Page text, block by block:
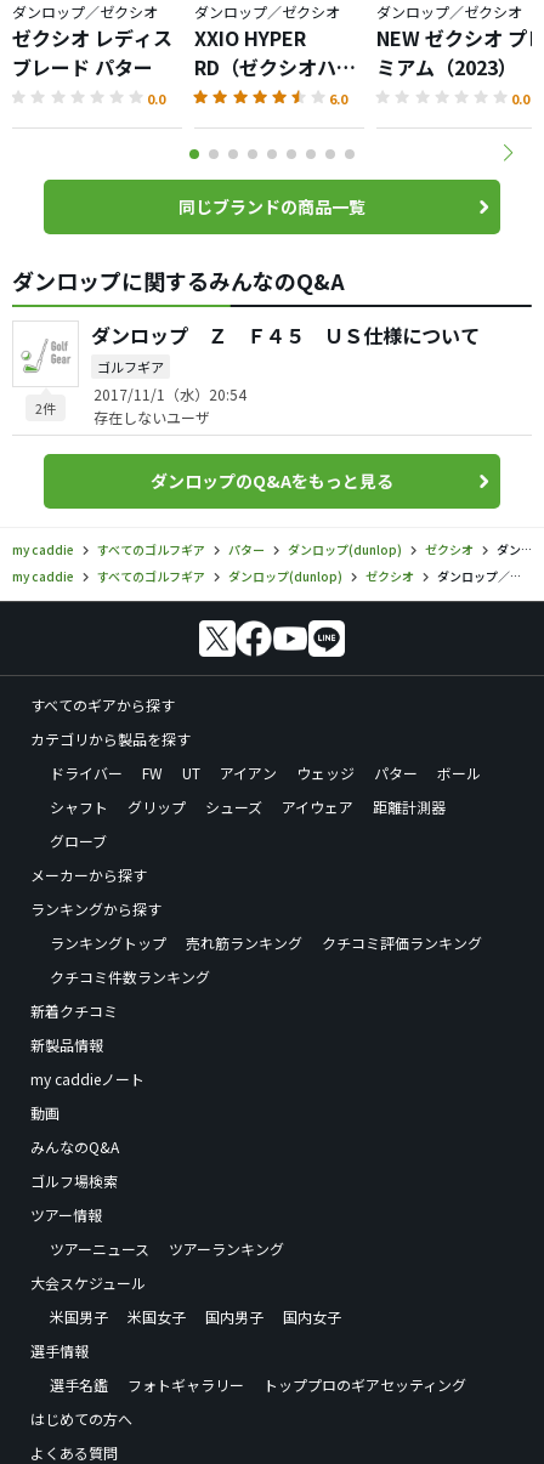
ダンロップ／ゼクシオ
ゼクシオ レディス
ブレード パター
0.0
ダンロップ／ゼクシオ
XXIO HYPER
RD（ゼクシオハイ
パー）ボール
6.0
ダンロップ／ゼクシオ
NEW ゼクシオ プ
ミアム（2023）
0.0
同じブランドの商品一覧
ダンロップに関するみんなのQ&A
2件
ダンロップ Ｚ Ｆ４５ ＵＳ仕様について
ゴルフギア
2017/11/1（水）20:54
存在しないユーザ
ダンロップのQ&Aをもっと見る
my caddie すべてのゴルフギア パター ダンロップ(dunlop) ゼクシオ
ダンロップ／ゼクシオ／ゼクシオ ブレード パターの口コミ評価
my caddie
すべてのゴルフギア ダンロップ(dunlop) ゼクシオ ダンロップ／ゼクシオ／ゼクシオ ブレード パターの口コミ評価
すべてのギアから探す
カテゴリから製品を探す
ドライバー
FW UT アイアン ウェッジ パター
ボール
シャフト
グリップ シューズ アイウェア
距離計測器
グローブ
メーカーから探す
ランキングから探す
ランキングトップ
売れ筋ランキング
クチコミ評価ランキング
クチコミ件数ランキング
新着クチコミ
新製品情報
my caddieノート
動画
みんなのQ&A
ゴルフ場検索
ツアー情報
ツアーニュース
ツアーランキング
大会スケジュール
米国男子
米国女子 国内男子
国内女子
選手情報
選手名鑑
フォトギャラリー
トッププロのギアセッティング
はじめての方へ
よくある質問